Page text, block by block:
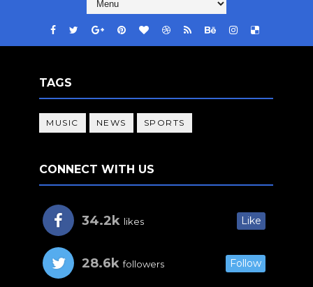
TAGS
MUSIC NEWS SPORTS
CONNECT WITH US
34.2k likes Like
28.6k followers Follow